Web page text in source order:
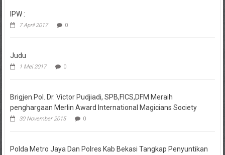
IPW :
7 April 2017 0
Judu
1 Mei 2017 0
Brigjen.Pol. Dr. Victor Pudjiadi, SPB,FICS,DFM Meraih
penghargaan Merlin Award International Magicians Society
30 November 2015 0
Polda Metro Jaya Dan Polres Kab Bekasi Tangkap Penyuntikan